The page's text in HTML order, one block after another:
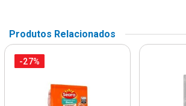
Produtos Relacionados
-27%